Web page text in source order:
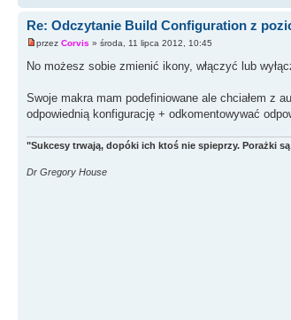
Re: Odczytanie Build Configuration z
przez Corvis » środa, 11 lipca 2012, 10:45
No możesz sobie zmienić ikony, włączyć lub
Swoje makra mam podefiniowane ale chciałem z
odpowiednią konfigurację + odkomentowywać
"Sukcesy trwają, dopóki ich ktoś nie spieprzy. Porażki
Dr Gregory House